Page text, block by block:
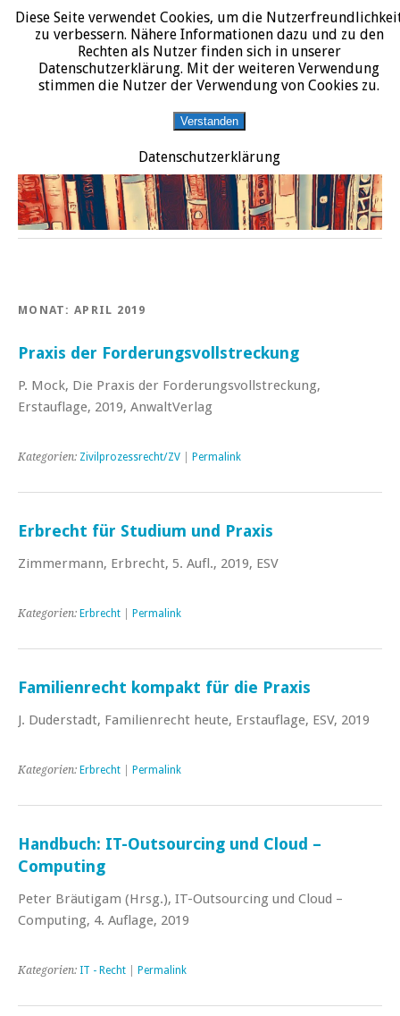
START DATENSCHUTZERKLÄRUNG IMPRESSUM ÜBER JURALIT
JURALIT
Rezensionen juristischer Literatur
MONAT: APRIL 2019
Praxis der Forderungsvollstreckung
P. Mock, Die Praxis der Forderungsvollstreckung,
Erstauflage, 2019, AnwaltVerlag
Kategorien: Zivilprozessrecht/ZV Permalink
Erbrecht für Studium und Praxis
Zimmermann, Erbrecht, 5. Aufl., 2019, ESV
Kategorien: Erbrecht Permalink
Familienrecht kompakt für die Praxis
J. Duderstadt, Familienrecht heute, Erstauflage, ESV, 2019
Kategorien: Erbrecht Permalink
Handbuch: IT-Outsourcing und Cloud –
Computing
Peter Bräutigam (Hrsg.), IT-Outsourcing und Cloud –
Computing, 4. Auflage, 2019
Kategorien: IT - Recht Permalink
Diese Seite verwendet Cookies, um die
zu verbessern. Nähere Informationen dazu und zu den
Rechten als Nutzer finden sich in unserer
Datenschutzerklärung. Mit der weiteren Verwendung
stimmen die Nutzer der Verwendung von Cookies zu.
Verstanden
Datenschutzerklärung